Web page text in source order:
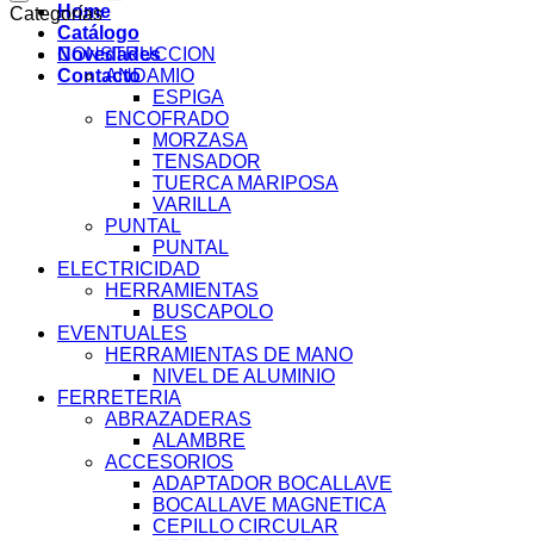
Home
Catálogo
Novedades
Contacto
Categorías
CONSTRUCCION
ANDAMIO
ESPIGA
ENCOFRADO
MORZASA
TENSADOR
TUERCA MARIPOSA
VARILLA
PUNTAL
PUNTAL
ELECTRICIDAD
HERRAMIENTAS
BUSCAPOLO
EVENTUALES
HERRAMIENTAS DE MANO
NIVEL DE ALUMINIO
FERRETERIA
ABRAZADERAS
ALAMBRE
ACCESORIOS
ADAPTADOR BOCALLAVE
BOCALLAVE MAGNETICA
CEPILLO CIRCULAR